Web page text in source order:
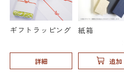
ギフトラッピング
詳細
紙箱
追加